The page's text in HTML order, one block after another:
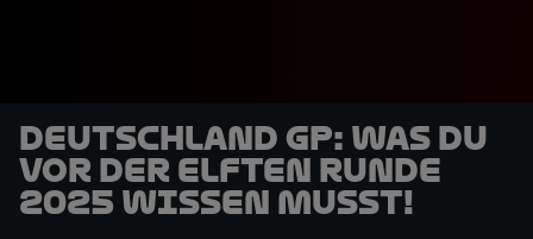
Deutschland GP: Was du
vor der elften Runde
2025 wissen musst!